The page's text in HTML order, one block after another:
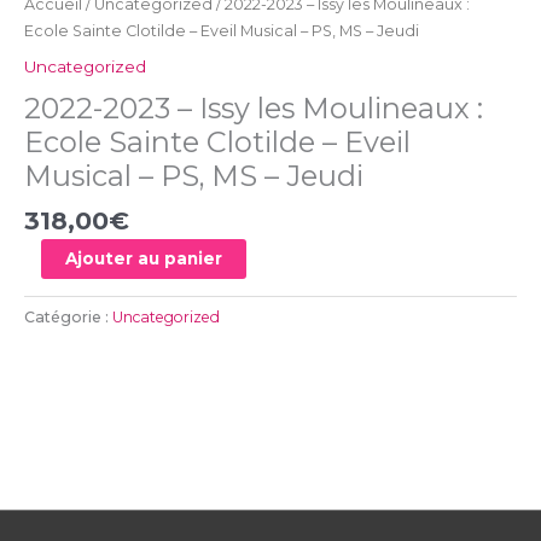
Accueil / Uncategorized / 2022-2023 – Issy les Moulineaux :
Ecole Sainte Clotilde – Eveil Musical – PS, MS – Jeudi
Uncategorized
2022-2023 – Issy les Moulineaux :
Ecole Sainte Clotilde – Eveil
Musical – PS, MS – Jeudi
318,00€
-
PS,
MS
-
Jeudi
Ajouter au panier
Catégorie : Uncategorized